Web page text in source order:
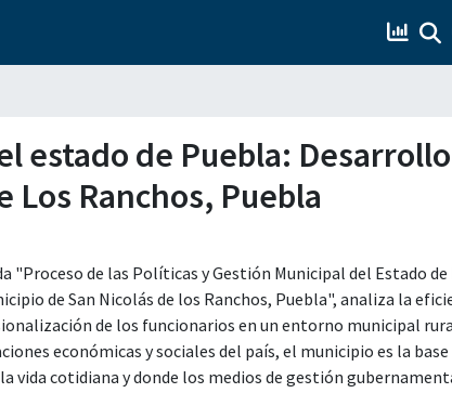
estado de Puebla: Desarrollo
Ranchos, Puebla
de las Políticas y Gestión Municipal del Estado de
de San Nicolás de los Ranchos, Puebla", analiza la
de los funcionarios en un entorno municipal
económicas y sociales del país, el municipio es la base
vida cotidiana y donde los medios de gestión